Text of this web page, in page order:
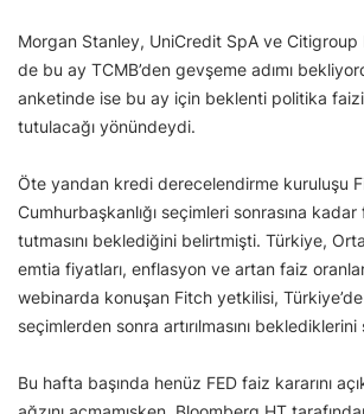
Morgan Stanley, UniCredit SpA ve Citigroup
de bu ay TCMB’den gevşeme adımı
anketinde ise bu ay için beklenti politika
tutulacağı yönündeydi.
Öte yandan kredi derecelendirme kuruluşu
Cumhurbaşkanlığı seçimleri sonrasına
tutmasını beklediğini belirtmişti. Türkiye,
emtia fiyatları, enflasyon ve artan faiz
webinarda konuşan Fitch yetkilisi,
seçimlerden sonra artırılmasını
Bu hafta başında henüz FED faiz kararını